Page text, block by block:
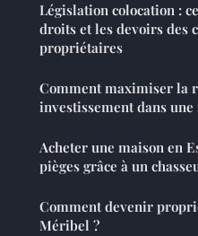
Législation colocation :
droits et les devoirs des
propriétaires
Comment maximiser la
investissement dans une
Acheter une maison en Espagne :
pièges grâce à un
Comment devenir
Méribel ?